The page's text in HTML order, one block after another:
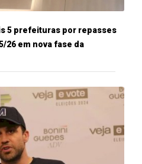
5 prefeituras por repasses
26 em nova fase da